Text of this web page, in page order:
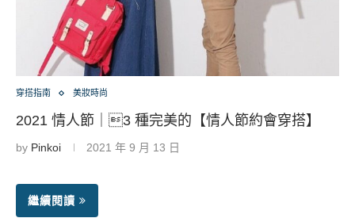
穿搭指南 美妝時尚
2021 情人節｜3 種完美的【情人節約會穿搭】
by Pinkoi 2021 年 9 月 13 日
繼續閱讀